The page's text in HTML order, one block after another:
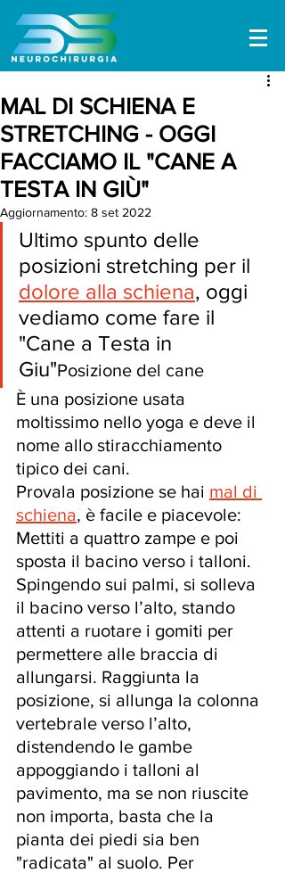
MAL DI SCHIENA E
STRETCHING - OGGI
FACCIAMO IL "CANE A
TESTA IN GIÙ"
Aggiornamento: 8 set 2022
Ultimo spunto delle
posizioni stretching per il
dolore alla schiena, oggi
vediamo come fare il
"Cane a Testa in
Giu"Posizione del cane
È una posizione usata
moltissimo nello yoga e deve il
nome allo stiracchiamento
tipico dei cani.
Provala posizione se hai mal di
schiena, è facile e piacevole:
Mettiti a quattro zampe e poi
sposta il bacino verso i talloni.
Spingendo sui palmi, si solleva
il bacino verso l’alto, stando
attenti a ruotare i gomiti per
permettere alle braccia di
allungarsi. Raggiunta la
posizione, si allunga la colonna
vertebrale verso l’alto,
distendendo le gambe
appoggiando i talloni al
pavimento, ma se non riuscite
non importa, basta che la
pianta dei piedi sia ben
"radicata" al suolo. Per